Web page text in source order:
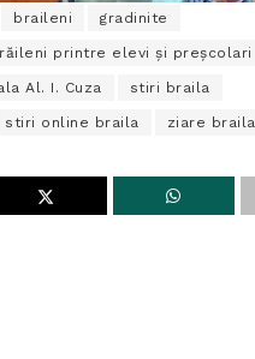
braileni gradinite
printre elevi și preșcolari
Al. I. Cuza stiri braila
stiri online braila ziare braila